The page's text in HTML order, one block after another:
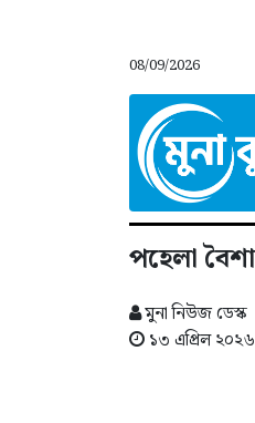
08/09/2026
পহেলা
মুনা নিউজ ডেস্ক
১৩ এপ্রিল